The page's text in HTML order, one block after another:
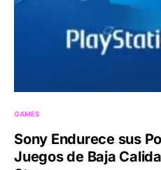
GAMES
Sony Endurece sus
Juegos de Baja